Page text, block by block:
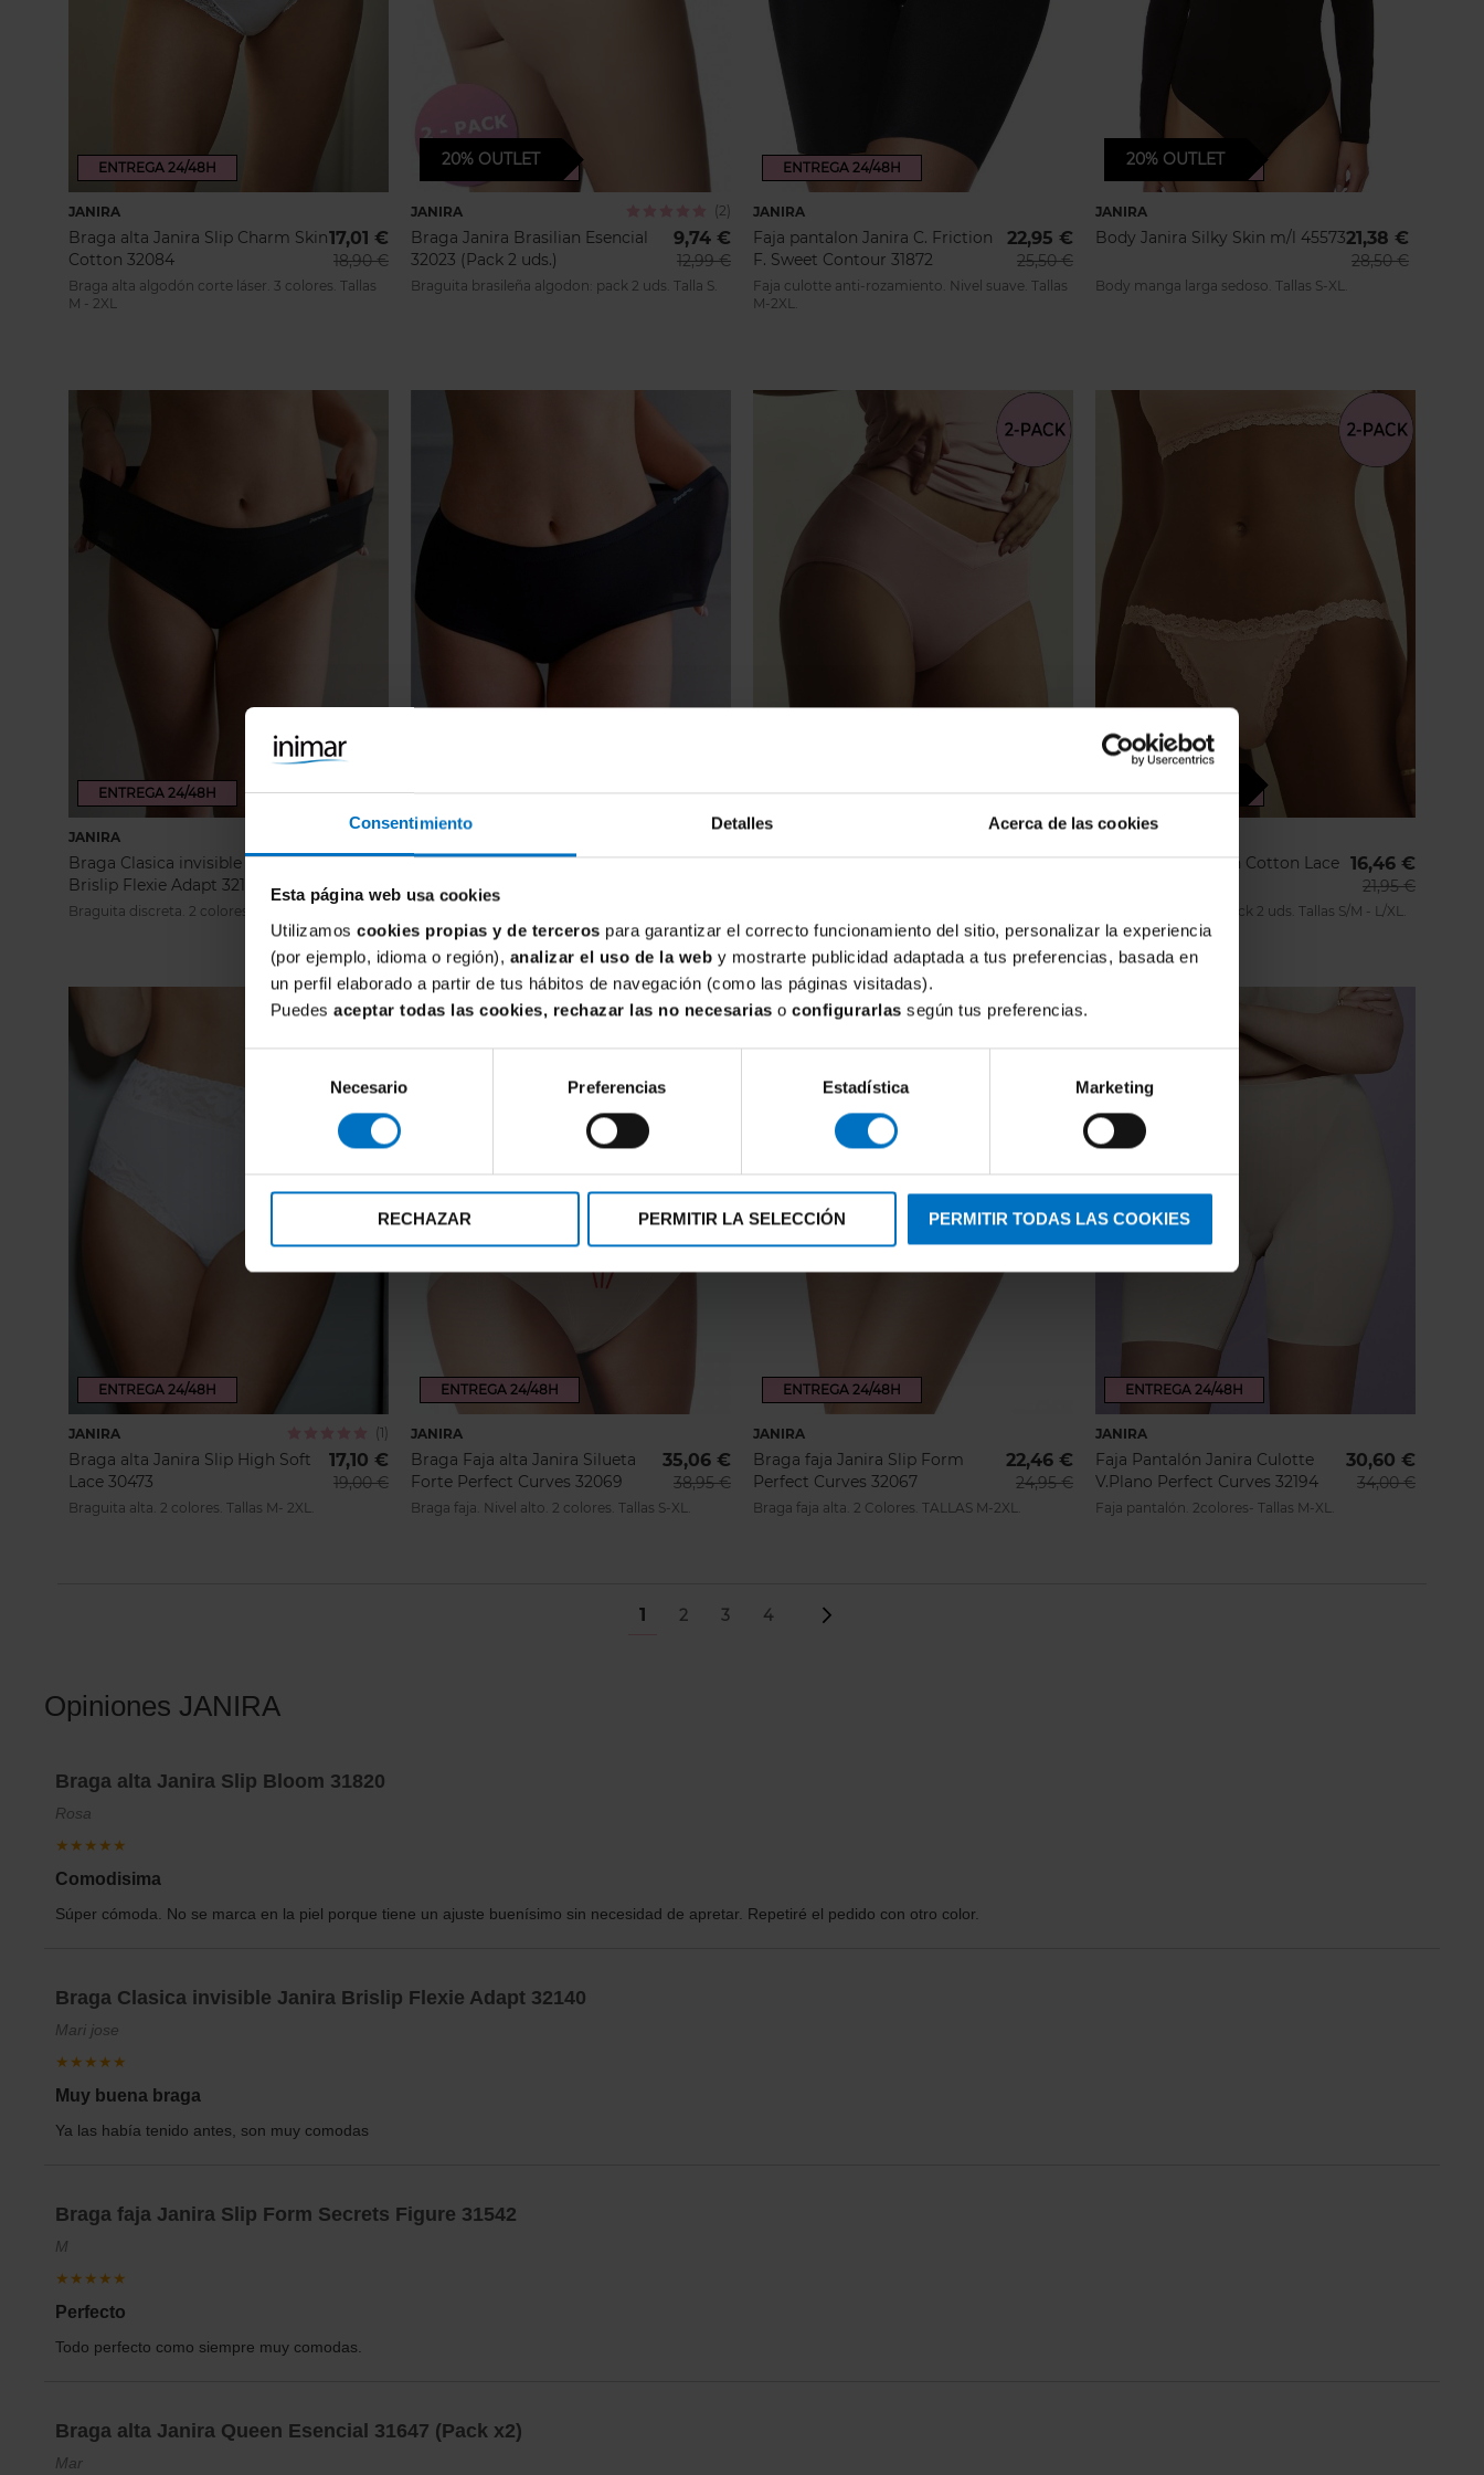
Consentimiento Detalles Acerca de las cookies
Esta página web usa cookies
Utilizamos cookies propias y de terceros para garantizar el correcto funcionamiento del sitio, personalizar la experiencia
(por ejemplo, idioma o región), analizar el uso de la web y mostrarte publicidad adaptada a tus preferencias, basada en
un perfil elaborado a partir de tus hábitos de navegación (como las páginas visitadas).
Puedes aceptar todas las cookies, rechazar las no necesarias o configurarlas según tus preferencias.
consentimiento
Necesario Preferencias Estadística Marketing
RECHAZAR PERMITIR LA SELECCIÓN PERMITIR TODAS LAS COOKIES
ENTREGA 24/48H
JANIRA
Braga alta Janira Slip Charm Skin
Cotton 32084
18,90 €
17,01 €
Braga alta algodón corte láser. 3 colores. Tallas
M - 2XL
ENTREGA 24/48H
20% OUTLET
JANIRA Calificación:
100%
(2)
Braga Janira Brasilian Esencial
32023 (Pack 2 uds.)
12,99 €
9,74 €
Braguita brasileña algodon: pack 2 uds. Talla S.
ENTREGA 24/48H
JANIRA
Faja pantalon Janira C. Friction
F. Sweet Contour 31872
25,50 €
22,95 €
Faja culotte anti-rozamiento. Nivel suave. Tallas
M-2XL.
ENTREGA 24/48H
20% OUTLET
JANIRA
Body Janira Silky Skin m/l 45573
28,50 €
21,38 €
Body manga larga sedoso. Tallas S-XL.
ENTREGA 24/48H
JANIRA
100%
Braga Clasica invisible Janira
Brislip Flexie Adapt 32140
14,95 €
13,46 €
Braguita discreta. 2 colores. Talla Única (S a XL).
ENTREGA 24/48H
100%
Braga alta invisible Janira Slip
Flexie Adapt 32142
14,63 €
ENTREGA 24/48H
80%
Braga alta Janira Slip V Fresh
18,27 €
ENTREGA 24/48H
Tanga Janira Fresh Cotton Lace
21,95 €
16,46 €
Tanga de algodon: pack 2 uds. Tallas S/M - L/XL.
ENTREGA 24/48H
JANIRA Calificación:
100%
(1)
Braga alta Janira Slip High Soft
Lace 30473
19,00 €
17,10 €
Braguita alta. 2 colores. Tallas M- 2XL.
ENTREGA 24/48H
JANIRA
Braga Faja alta Janira Silueta
Forte Perfect Curves 32069
38,95 €
35,06 €
Braga faja. Nivel alto. 2 colores. Tallas S-XL.
ENTREGA 24/48H
JANIRA
Braga faja Janira Slip Form
Perfect Curves 32067
24,95 €
22,46 €
Braga faja alta. 2 Colores. TALLAS M-2XL.
ENTREGA 24/48H
JANIRA
Faja Pantalón Janira Culotte
V.Plano Perfect Curves 32194
34,00 €
30,60 €
Faja pantalón. 2colores- Tallas M-XL.
You're currently reading page
1 Page
2 Page
3 Page
4
Opiniones JANIRA
Braga alta Janira Slip Bloom 31820
Rosa
★★★★★
Comodisima
Súper cómoda. No se marca en la piel porque tiene un ajuste buenísimo sin necesidad de apretar. Repetiré el pedido con otro color.
Braga Clasica invisible Janira Brislip Flexie Adapt 32140
Mari jose
★★★★★
Muy buena braga
Ya las había tenido antes, son muy comodas
Braga faja Janira Slip Form Secrets Figure 31542
M
★★★★★
Perfecto
Todo perfecto como siempre muy comodas.
Braga alta Janira Queen Esencial 31647 (Pack x2)
Mar